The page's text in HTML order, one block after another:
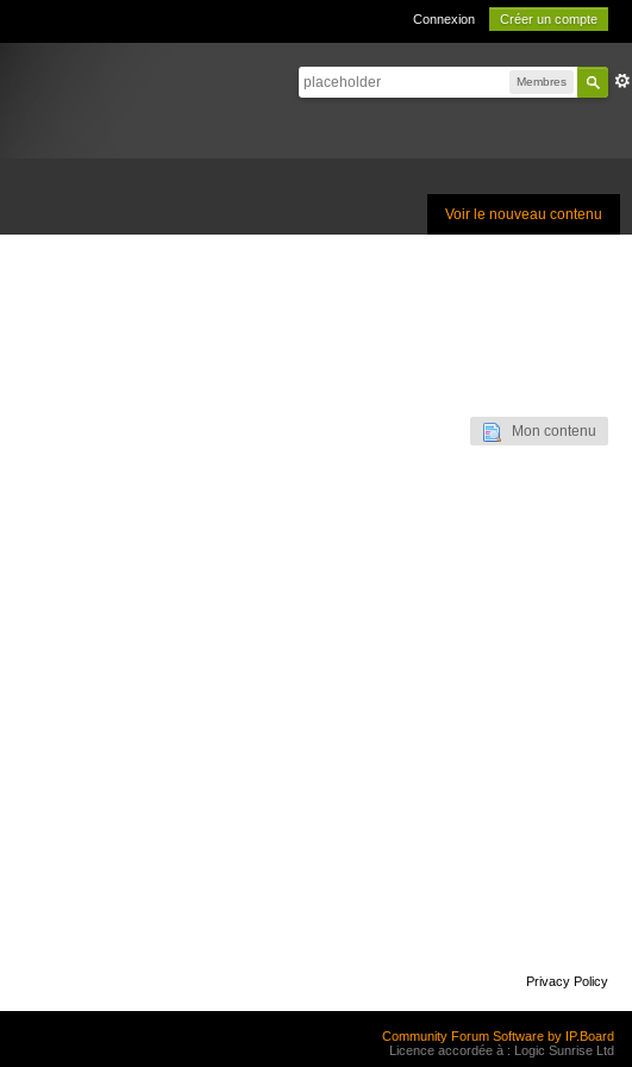
Connexion Créer un compte
Membres
Voir le nouveau contenu
Mon contenu
Privacy Policy
Community Forum Software by IP.Board
Licence accordée à : Logic Sunrise Ltd